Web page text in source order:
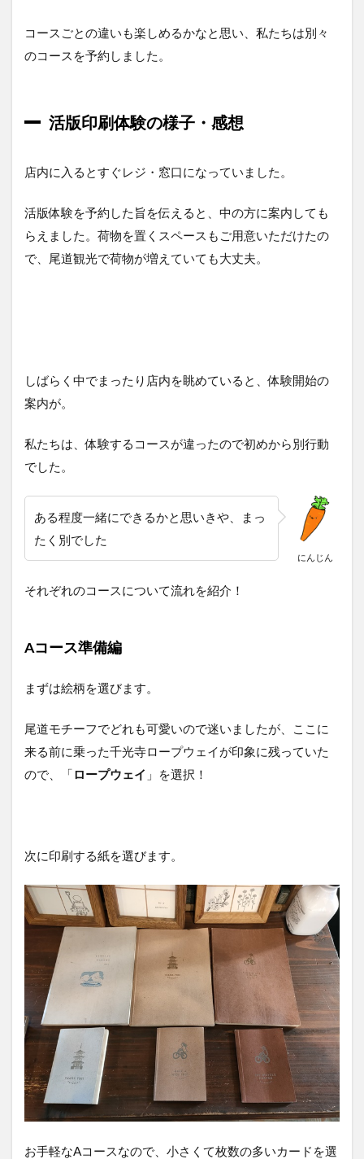
コースごとの違いも楽しめるかなと思い、私たちは別々
のコースを予約しました。
活版印刷体験の様子・感想
店内に入るとすぐレジ・窓口になっていました。
活版体験を予約した旨を伝えると、中の方に案内しても
らえました。荷物を置くスペースもご用意いただけたの
で、尾道観光で荷物が増えていても大丈夫。
しばらく中でまったり店内を眺めていると、体験開始の
案内が。
私たちは、体験するコースが違ったので初めから別行動
でした。
にんじん
ある程度一緒にできるかと思いきや、まっ
たく別でした
それぞれのコースについて流れを紹介！
Aコース準備編
まずは絵柄を選びます。
尾道モチーフでどれも可愛いので迷いましたが、ここに
来る前に乗った千光寺ロープウェイが印象に残っていた
ので、「ロープウェイ 」を選択！
次に印刷する紙を選びます。
お手軽なAコースなので、小さくて枚数の多いカードを選